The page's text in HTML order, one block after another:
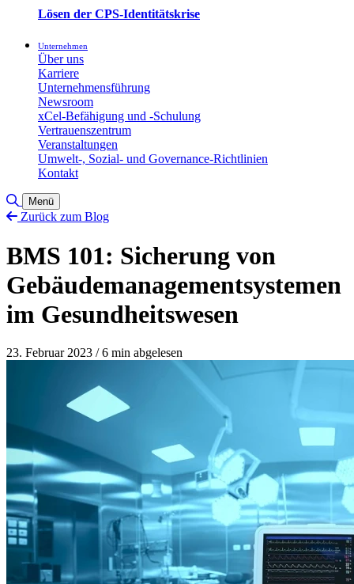
Lösen der CPS-Identitätskrise
Unternehmen
Über uns
Karriere
Unternehmensführung
Newsroom
xCel-Befähigung und -Schulung
Vertrauenszentrum
Veranstaltungen
Umwelt-, Sozial- und Governance-Richtlinien
Kontakt
Suche umschalten
Menü
Zurück zum Blog
BMS 101: Sicherung von
Gebäudemanagementsystemen
im Gesundheitswesen
23. Februar 2023 /6 min abgelesen